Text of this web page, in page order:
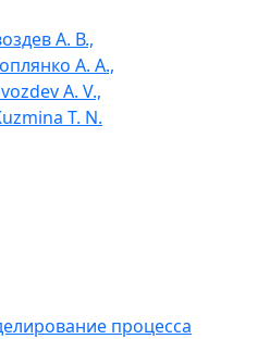
А. В.,
А. А.,
A. V.,
T. N.
процесса